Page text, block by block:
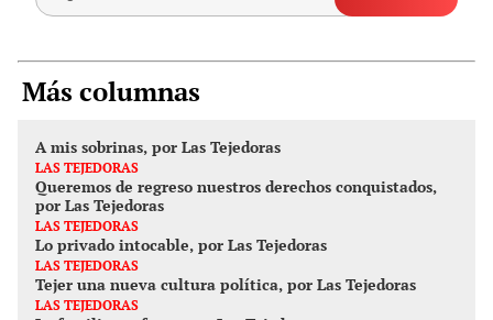
Más columnas
A mis sobrinas, por Las Tejedoras
LAS TEJEDORAS
Queremos de regreso nuestros derechos conquistados,
por Las Tejedoras
LAS TEJEDORAS
Lo privado intocable, por Las Tejedoras
LAS TEJEDORAS
Tejer una nueva cultura política, por Las Tejedoras
LAS TEJEDORAS